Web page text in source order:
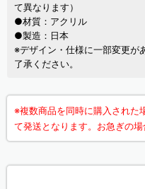
て異なります）
●材質：アクリル
●製造：日本
※デザイン・仕様に一部変更が
了承ください。
※複数商品を同時に購入された
て発送となります。お急ぎの場